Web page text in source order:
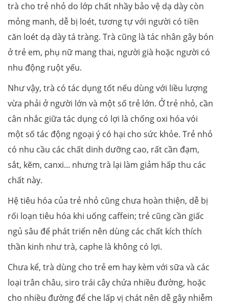
trà cho trẻ nhỏ do lớp chất nhầy bảo vệ dạ dày còn
mỏng manh, dễ bị loét, tương tự với người có tiền
căn loét dạ dày tá tràng. Trà cũng là tác nhân gây bón
ở trẻ em, phụ nữ mang thai, người già hoặc người có
nhu động ruột yếu.
Như vậy, trà có tác dụng tốt nếu dùng với liều lượng
vừa phải ở người lớn và một số trẻ lớn. Ở trẻ nhỏ, cần
cân nhắc giữa tác dụng có lợi là chống oxi hóa vói
một số tác động ngoại ý có hại cho sức khỏe. Trẻ nhỏ
có nhu cầu các chất dinh dưỡng cao, rất cần đạm,
sắt, kẽm, canxi... nhưng trà lại làm giảm hấp thu các
chất này.
Hệ tiêu hóa của trẻ nhỏ cũng chưa hoàn thiện, dễ bị
rối loạn tiêu hóa khi uống caffein; trẻ cũng cần giấc
ngủ sâu để phát triển nên dùng các chất kích thích
thần kinh như trà, caphe là không có lợi.
Chưa kể, trà dùng cho trẻ em hay kèm với sữa và các
loại trân châu, siro trái cây chứa nhiều đường, hoặc
cho nhiều đường để che lấp vị chát nên dễ gây nhiễm